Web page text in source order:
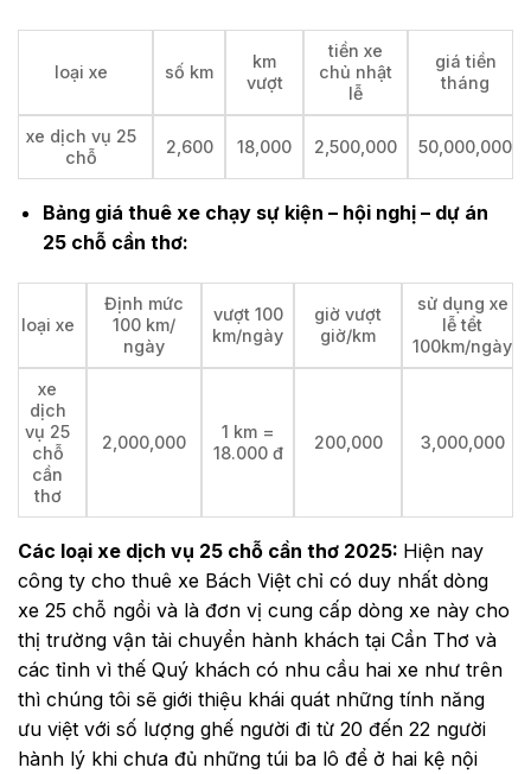
loại xe số km
km
vượt
tiền xe
chủ nhật
lễ
giá tiền
tháng
xe dịch vụ 25
chỗ
2,600 18,000 2,500,000 50,000,000
Bảng giá thuê xe chạy sự kiện – hội nghị – dự án
25 chỗ cần thơ:
loại xe
Định mức
100 km/
ngày
vượt 100
km/ngày
giờ vượt
giờ/km
sử dụng xe
lễ tểt
100km/ngày
xe
dịch
vụ 25
chỗ
cần
thơ
2,000,000
1 km =
18.000 đ
200,000 3,000,000
Các loại xe dịch vụ 25 chỗ cần thơ 2025: Hiện nay
công ty cho thuê xe Bách Việt chỉ có duy nhất dòng
xe 25 chỗ ngồi và là đơn vị cung cấp dòng xe này cho
thị trường vận tải chuyển hành khách tại Cần Thơ và
các tỉnh vì thế Quý khách có nhu cầu hai xe như trên
thì chúng tôi sẽ giới thiệu khái quát những tính năng
ưu việt với số lượng ghế người đi từ 20 đến 22 người
hành lý khi chưa đủ những túi ba lô để ở hai kệ nội